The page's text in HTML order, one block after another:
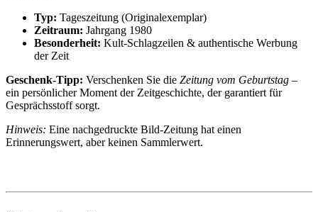
Typ: Tageszeitung (Originalexemplar)
Zeitraum: Jahrgang 1980
Besonderheit: Kult-Schlagzeilen & authentische Werbung
der Zeit
Geschenk-Tipp: Verschenken Sie die Zeitung vom Geburtstag –
ein persönlicher Moment der Zeitgeschichte, der garantiert für
Gesprächsstoff sorgt.
Hinweis: Eine nachgedruckte Bild-Zeitung hat einen
Erinnerungswert, aber keinen Sammlerwert.